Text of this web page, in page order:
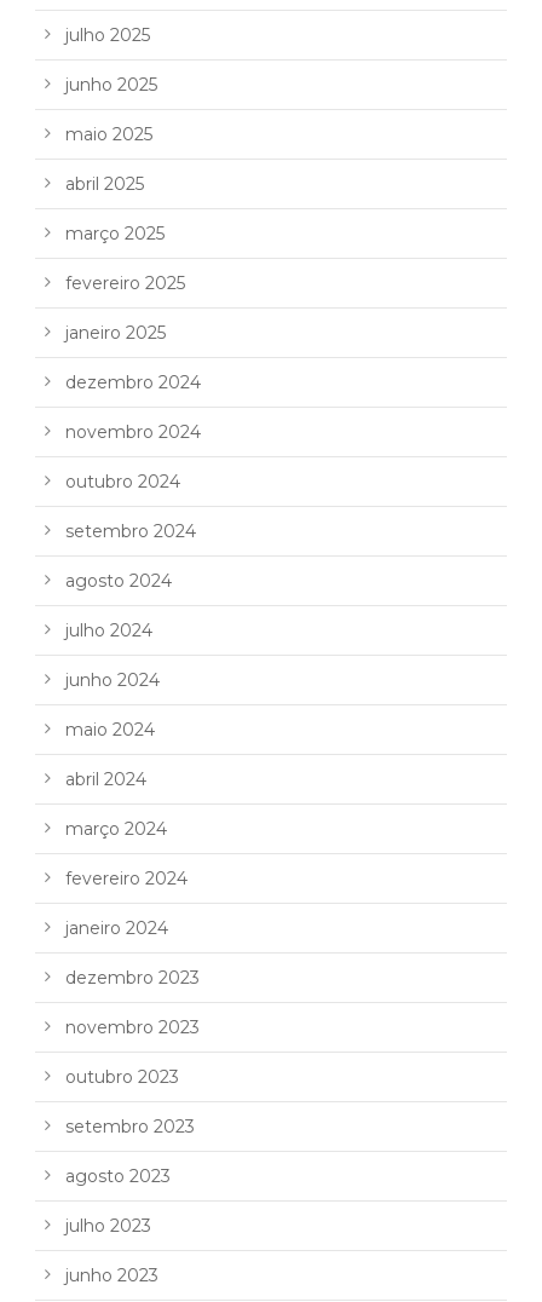
julho 2025
junho 2025
maio 2025
abril 2025
março 2025
fevereiro 2025
janeiro 2025
dezembro 2024
novembro 2024
outubro 2024
setembro 2024
agosto 2024
julho 2024
junho 2024
maio 2024
abril 2024
março 2024
fevereiro 2024
janeiro 2024
dezembro 2023
novembro 2023
outubro 2023
setembro 2023
agosto 2023
julho 2023
junho 2023